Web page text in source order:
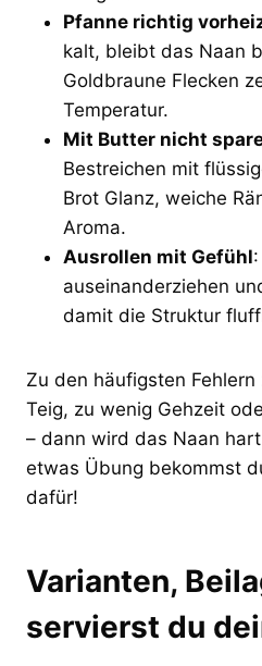
Pfanne richtig
kalt, bleibt das Naan
Goldbraune Flecken
Temperatur.
Mit Butter nicht
Bestreichen mit
Brot Glanz, weiche
Aroma.
Ausrollen mit Gefühl
auseinanderziehen
damit die Struktur
Zu den häufigsten
Teig, zu wenig Gehzeit
– dann wird das Naan
etwas Übung bekommst
dafür!
Varianten,
servierst du